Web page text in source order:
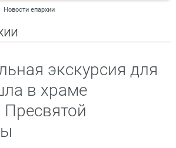
Новости епархии
экскурсия для
в храме